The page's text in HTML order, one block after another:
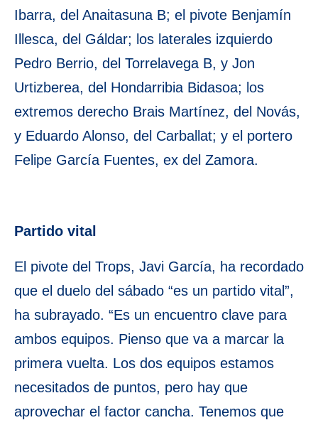
Ibarra, del Anaitasuna B; el pivote Benjamín
Illesca, del Gáldar; los laterales izquierdo
Pedro Berrio, del Torrelavega B, y Jon
Urtizberea, del Hondarribia Bidasoa; los
extremos derecho Brais Martínez, del Novás,
y Eduardo Alonso, del Carballat; y el portero
Felipe García Fuentes, ex del Zamora.
Partido vital
El pivote del Trops, Javi García, ha recordado
que el duelo del sábado “es un partido vital”,
ha subrayado. “Es un encuentro clave para
ambos equipos. Pienso que va a marcar la
primera vuelta. Los dos equipos estamos
necesitados de puntos, pero hay que
aprovechar el factor cancha. Tenemos que